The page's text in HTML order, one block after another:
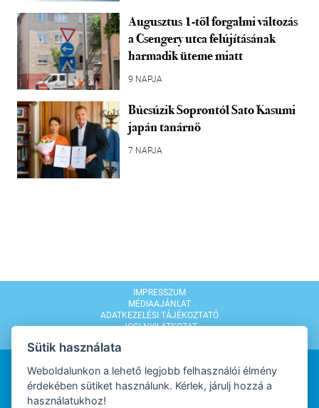
Augusztus 1-től forgalmi változás
a Csengery utca felújításának
harmadik üteme miatt
9 NAPJA
Búcsúzik Soprontól Sato Kasumi
japán tanárnő
7 NAPJA
IMPRESSZUM
MÉDIAAJÁNLAT
ADATKEZELÉSI TÁJÉKOZTATÓ
JOGI NYILATKOZAT
Sütik használata
Weboldalunkon a lehető legjobb felhasználói élmény
érdekében sütiket használunk. Kérlek, járulj hozzá a
használatukhoz!